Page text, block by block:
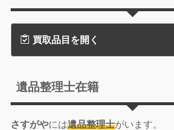
買取品目を開く
遺品整理士在籍
さすがやには遺品整理士がいます。